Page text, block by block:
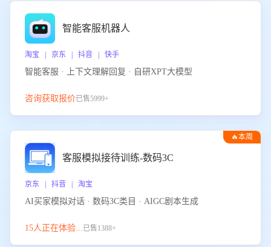
智能客服机器人
淘宝 | 京东 | 抖音 | 快手
智能客服 · 上下文理解回复 · 自研XPT大模型
咨询获取报价已售5999+
🔥本周
客服模拟接待训练-数码3C
京东 | 抖音 | 淘宝
AI买家模拟对话 · 数码3C类目 · AIGC剧本生成
15人正在体验...已售1388+